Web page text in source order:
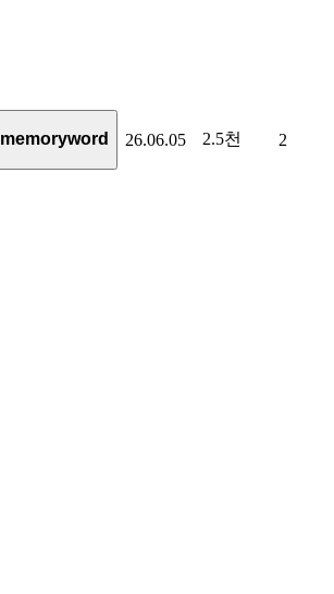
memoryword 26.06.05 2.5천 2